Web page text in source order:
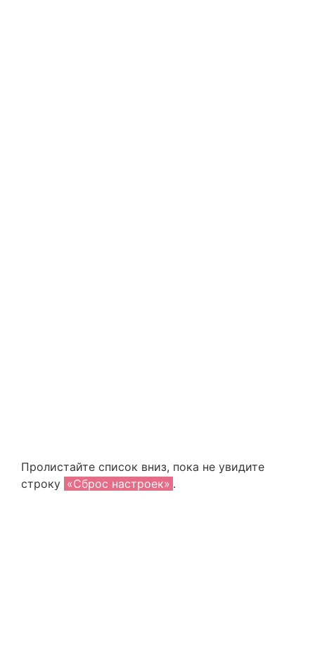
Пролистайте список вниз, пока не увидите
строку «Сброс настроек» .